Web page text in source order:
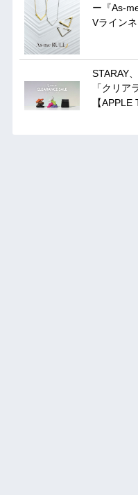
ー『As-
Vライン
STARAY
「クリア
【